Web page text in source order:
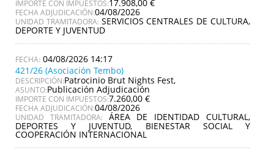
IMPORTE CON IMPUESTOS:17.908,00 €
FECHA ADJUDICACIÓN:04/08/2026
UNIDAD TRAMITADORA: SERVICIOS CENTRALES DE CULTURA,
DEPORTE Y JUVENTUD
04/08/2026 14:17
421/26 (Asociación Tembo)
DESCRIPCIÓN:Patrocinio Brut Nights Fest,
ASUNTO:Publicación Adjudicación
IMPORTE CON IMPUESTOS:7.260,00 €
FECHA ADJUDICACIÓN:04/08/2026
UNIDAD TRAMITADORA: ÁREA DE IDENTIDAD CULTURAL,
DEPORTES Y JUVENTUD, BIENESTAR SOCIAL Y
COOPERACIÓN INTERNACIONAL